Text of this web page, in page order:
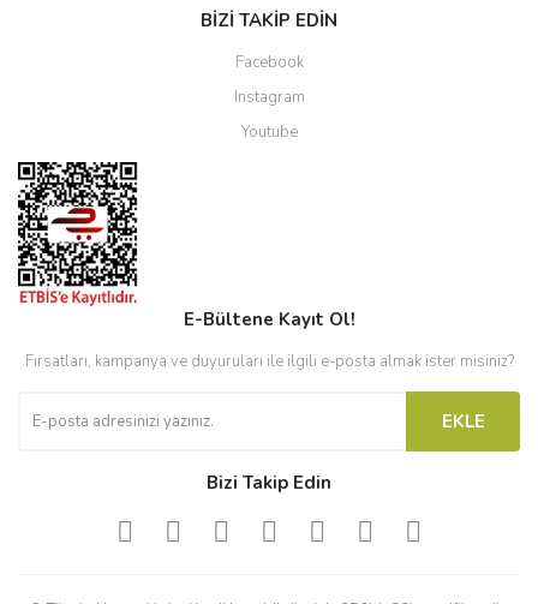
BİZİ TAKİP EDİN
Facebook
Instagram
Youtube
E-Bültene Kayıt Ol!
Fırsatları, kampanya ve duyuruları ile ilgili e-posta almak ister misiniz?
EKLE
Bizi Takip Edin